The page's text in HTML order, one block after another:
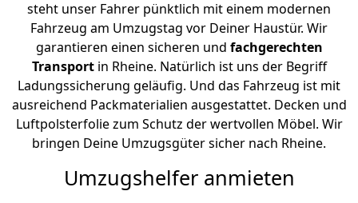
steht unser Fahrer pünktlich mit einem modernen
Fahrzeug am Umzugstag vor Deiner Haustür. Wir
garantieren einen sicheren und fachgerechten
Transportin Rheine. Natürlich ist uns der Begriff
Ladungssicherung geläufig. Und das Fahrzeug ist mit
ausreichend Packmaterialien ausgestattet. Decken und
Luftpolsterfolie zum Schutz der wertvollen Möbel. Wir
bringen Deine Umzugsgüter sicher nach Rheine.
Umzugshelfer anmieten